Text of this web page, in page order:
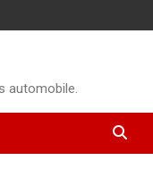
automobile.